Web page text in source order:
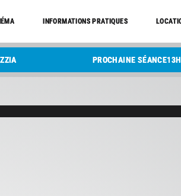
INFORMATIONS PRATIQUES
PROCHAINE SÉANCE13H